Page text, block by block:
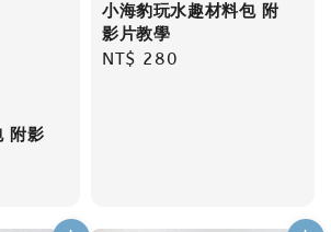
附影
小海豹玩水趣材料包 附
影片教學
Regular
NT$ 280